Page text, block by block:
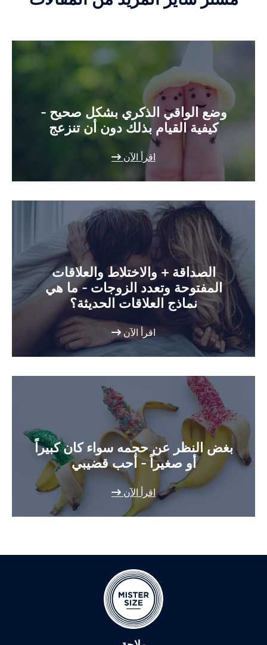
وضع الواقي الذكري بشكل صحيح -
كيفية القيام بذلك دون أن تنزعج
اقرأ الآن
الصداقة + والاختلاط والعلاقات
المفتوحة وتعدد الزوجات - ما هي
نماذج العلاقات الحديثة؟
اقرأ الآن
بغض النظر عن حجمه سواء كان كبيراً
أو صغيراً - أحب قضيبي
اقرأ الآن